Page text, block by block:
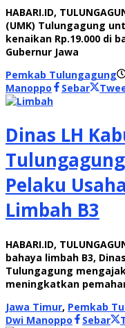
HABARI.ID,
(UMK) Tulungagung
kenaikan Rp.19.000 di
Gubernur Jawa
Pemkab Tulungagung
Manoppo
Sebar
Dinas LH
Pelaku
Limbah B3
HABARI.ID,
bahaya limbah B3,
Tulungagung
meningkatkan
Jawa Timur, Pemkab
Dwi Manoppo
Sebar